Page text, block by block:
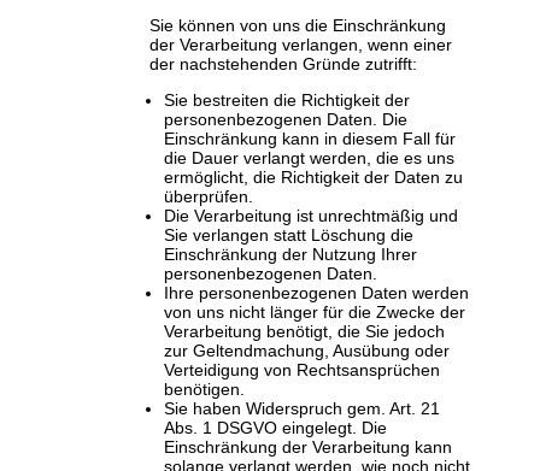
Sie können von uns die Einschränkung
der Verarbeitung verlangen, wenn einer
der nachstehenden Gründe zutrifft:
Sie bestreiten die Richtigkeit der
personenbezogenen Daten. Die
Einschränkung kann in diesem Fall für
die Dauer verlangt werden, die es uns
ermöglicht, die Richtigkeit der Daten zu
überprüfen.
Die Verarbeitung ist unrechtmäßig und
Sie verlangen statt Löschung die
Einschränkung der Nutzung Ihrer
personenbezogenen Daten.
Ihre personenbezogenen Daten werden
von uns nicht länger für die Zwecke der
Verarbeitung benötigt, die Sie jedoch
zur Geltendmachung, Ausübung oder
Verteidigung von Rechtsansprüchen
benötigen.
Sie haben Widerspruch gem. Art. 21
Abs. 1 DSGVO eingelegt. Die
Einschränkung der Verarbeitung kann
solange verlangt werden, wie noch nicht